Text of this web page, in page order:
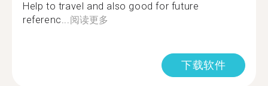
Help to travel and also good for future
referenc...阅读更多
下载软件